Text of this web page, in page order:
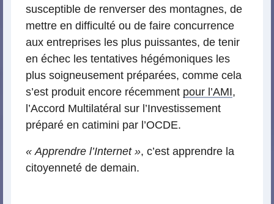
susceptible de renverser des montagnes, de
mettre en difficulté ou de faire concurrence
aux entreprises les plus puissantes, de tenir
en échec les tentatives hégémoniques les
plus soigneusement préparées, comme cela
s’est produit encore récemment pour l’AMI,
l’Accord Multilatéral sur l’Investissement
préparé en catimini par l’OCDE.
« Apprendre l’Internet », c’est apprendre la
citoyenneté de demain.